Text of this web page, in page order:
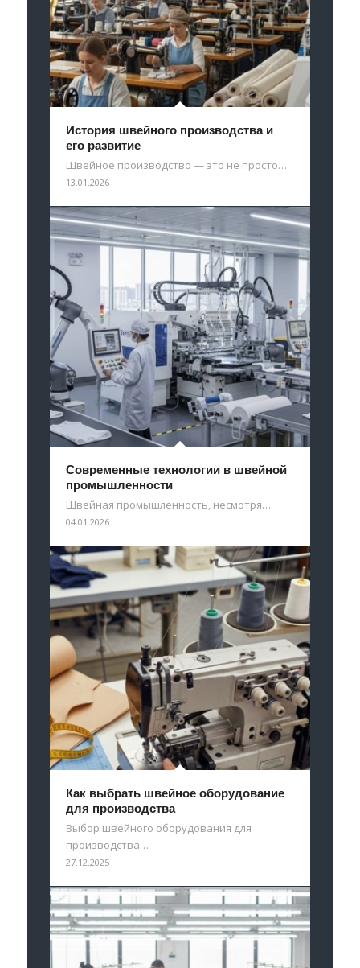
История швейного производства и
его развитие
Швейное производство — это не просто…
13.01.2026
Современные технологии в швейной
промышленности
Швейная промышленность, несмотря…
04.01.2026
Как выбрать швейное оборудование
для производства
Выбор швейного оборудования для
производства…
27.12.2025